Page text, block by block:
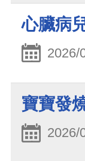
心臟病
2026/
寶寶發
2026/